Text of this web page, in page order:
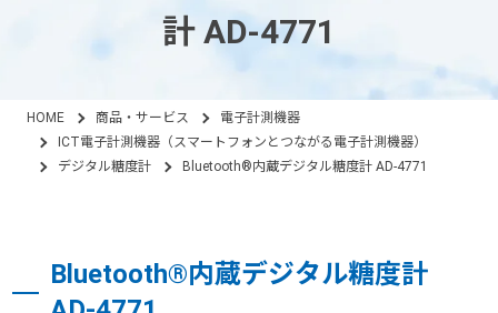
計 AD-4771
HOME 商品・サービス
電子計測機器
ICT電子計測機器（スマートフォンとつながる電子計測機器）
デジタル糖度計
Bluetooth®内蔵デジタル糖度計 AD-4771
Bluetooth®内蔵デジタル糖度計